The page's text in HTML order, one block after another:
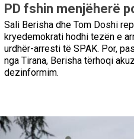
PD fshin menjëherë
Sali Berisha dhe Tom Doshi
kryedemokrati hodhi tezën e
urdhër-arresti të SPAK. Por,
nga Tirana, Berisha tërhoqi
dezinformim.